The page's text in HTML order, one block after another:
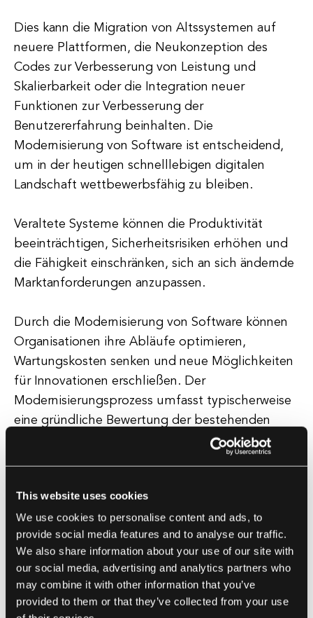
This website uses cookies
We use cookies to personalise content and ads, to
provide social media features and to analyse our traffic.
We also share information about your use of our site with
our social media, advertising and analytics partners who
may combine it with other information that you’ve
provided to them or that they’ve collected from your use
Dies kann die Migration von Altssystemen auf
neuere Plattformen, die Neukonzeption des
Codes zur Verbesserung von Leistung und
Skalierbarkeit oder die Integration neuer
Funktionen zur Verbesserung der
Benutzererfahrung beinhalten. Die
Modernisierung von Software ist entscheidend,
um in der heutigen schnelllebigen digitalen
Landschaft wettbewerbsfähig zu bleiben.
Veraltete Systeme können die Produktivität
beeinträchtigen, Sicherheitsrisiken erhöhen und
die Fähigkeit einschränken, sich an sich ändernde
Marktanforderungen anzupassen.
Durch die Modernisierung von Software können
Organisationen ihre Abläufe optimieren,
Wartungskosten senken und neue Möglichkeiten
für Innovationen erschließen. Der
Modernisierungsprozess umfasst typischerweise
eine gründliche Bewertung der bestehenden
Softwarearchitektur, die Identifizierung von
Bereichen mit Verbesserungsbedarf und die
Umsetzung.
Dies kann das Refactoring von Code, die
Integration neuer Technologien oder den
Wechsel zu cloudbasierten Lösungen umfassen.
Insgesamt ist die Softwaremodernisierung eine